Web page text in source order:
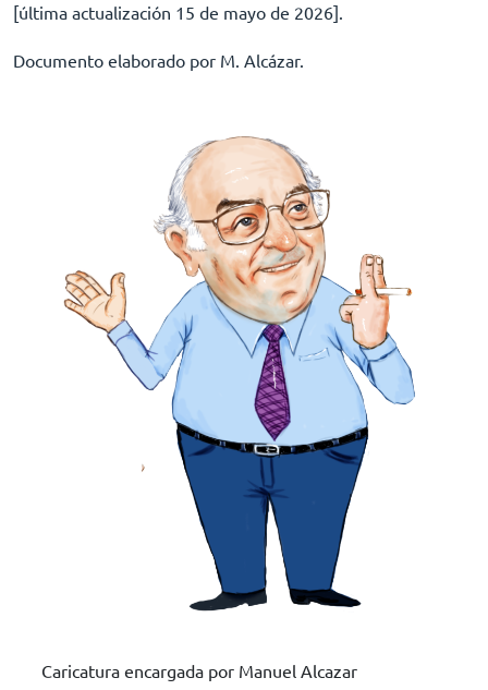
[última actualización 15 de mayo de 2026].
Documento elaborado por M. Alcázar.
Caricatura encargada por Manuel Alcazar